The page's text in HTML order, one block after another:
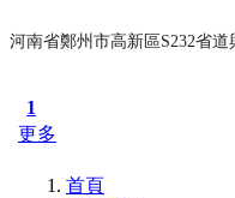
河南省鄭州市高新區S232省道
1
更多
首頁